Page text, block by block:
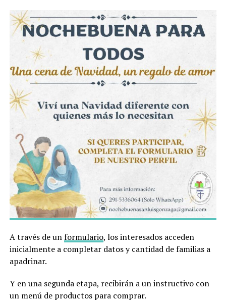
A través de unformulario, los interesados acceden
inicialmente a completar datos y cantidad de familias a
apadrinar.
Y en una segunda etapa, recibirán a un instructivo con
un menú de productos para comprar.